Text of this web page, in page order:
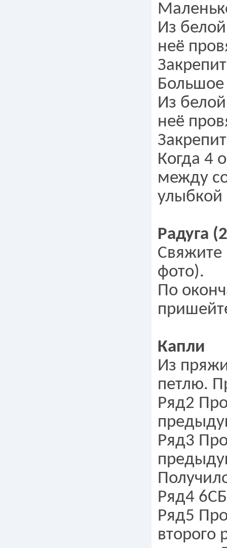
Из
неё
Большое
Из
неё
Когда 4
между
Радуга
Свяжите
фото).
По
Капли
Из
петлю.
Ряд2
Ряд3
Ряд4
Ряд5
второго